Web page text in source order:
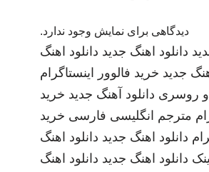
دیدگاهی برای نمایش وجود ندارد.
دانلود اهنگ جدید دانلود اهنگ
جدید خرید فالوور اینستاگرام
روسری دانلود آهنگ جدید خرید
مترجم انگلیسی فارسی خرید
دانلود اهنگ جدید دانلود اهنگ
دانلود اهنگ جدید دانلود اهنگ